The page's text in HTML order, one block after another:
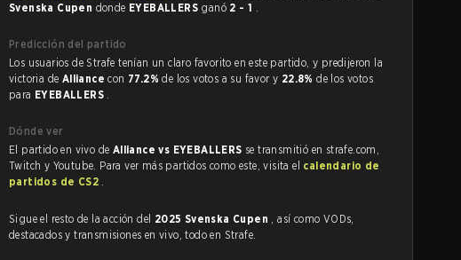
Svenska Cupen donde EYEBALLERS ganó 2 - 1 .
Predicción del partido
Los usuarios de Strafe tenían un claro favorito en este partido, y predijeron la
victoria de Alliancecon 77.2%de los votos a su favor y 22.8%de los votos
para EYEBALLERS .
Dónde ver
El partido en vivo de Alliance vs EYEBALLERS se transmitió en strafe.com,
Twitch y Youtube. Para ver más partidos como este, visita el calendario de
partidos de CS2 .
Sigue el resto de la acción del 2025 Svenska Cupen , así como VODs,
destacados y transmisiones en vivo, todo en Strafe.